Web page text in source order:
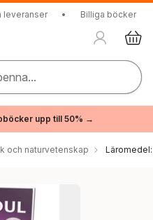
leveranser • Billiga böcker
upp till 50% →
och naturvetenskap